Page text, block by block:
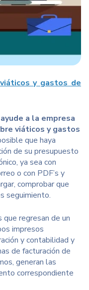
viáticos y gastos de
a la empresa
viáticos y gastos
que haya
de su presupuesto
ya sea con
o con PDF’s y
comprobar que
seguimiento.
regresan de un
impresos
y contabilidad y
de facturación de
generan las
correspondiente